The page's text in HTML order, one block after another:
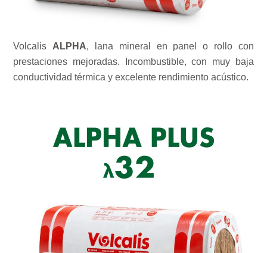
VolcalisALPHA, lana mineral en panel o rollo con
prestaciones mejoradas. Incombustible, con muy baja
conductividad térmica y excelente rendimiento acústico.